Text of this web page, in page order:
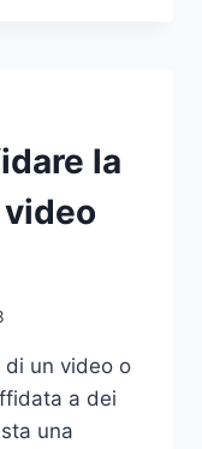
la
di un video o
a dei
una